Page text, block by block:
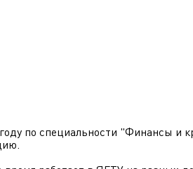
по специальности "Финансы и